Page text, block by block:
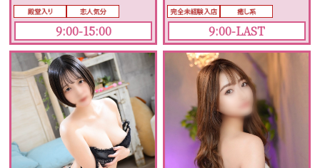
9:00-15:00 9:00-LAST